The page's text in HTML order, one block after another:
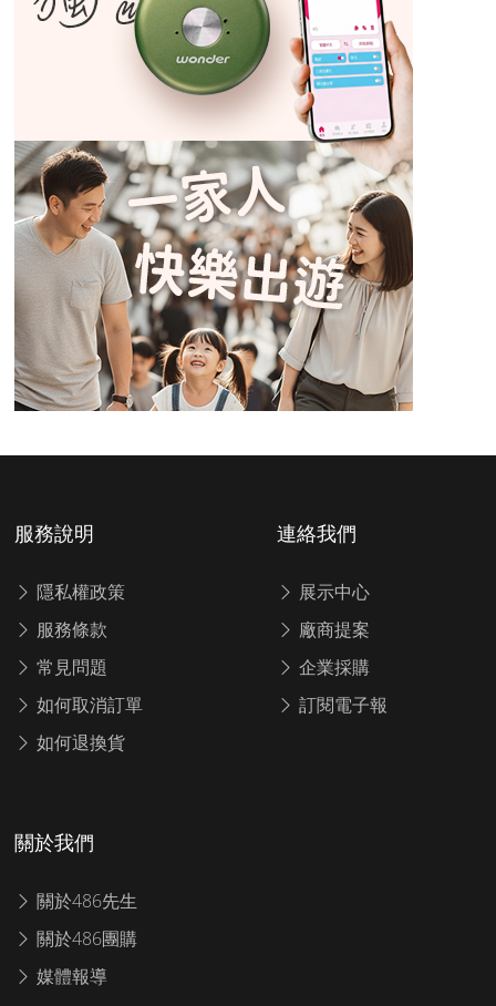
服務說明
隱私權政策
服務條款
常見問題
如何取消訂單
如何退換貨
連絡我們
展示中心
廠商提案
企業採購
訂閱電子報
關於我們
關於486先生
關於486團購
媒體報導